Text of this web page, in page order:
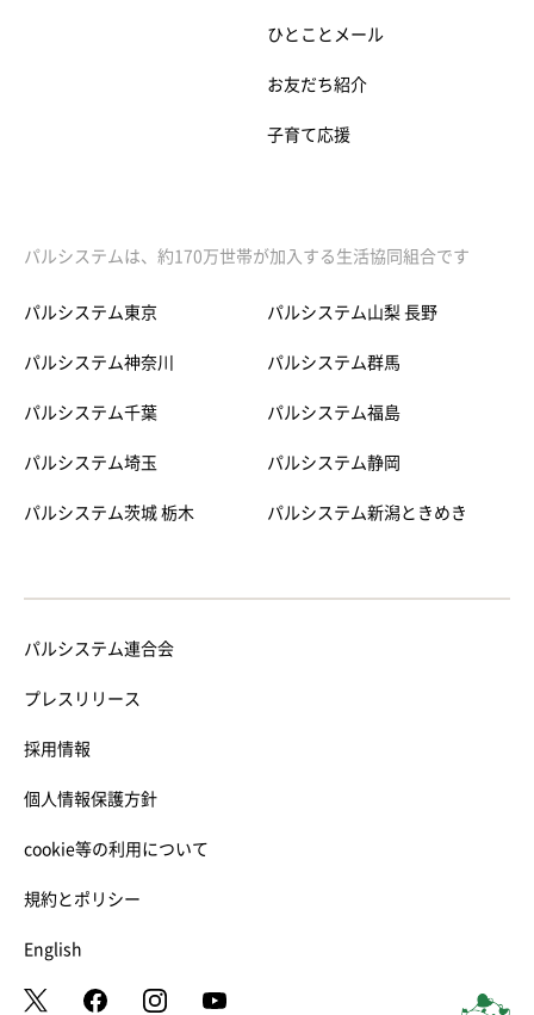
ひとことメール
お友だち紹介
子育て応援
パルシステムは、約170万世帯が加入する生活協同組合です
パルシステム東京
パルシステム神奈川
パルシステム千葉
パルシステム埼玉
パルシステム茨城 栃木
パルシステム山梨 長野
パルシステム群馬
パルシステム福島
パルシステム静岡
パルシステム新潟ときめき
パルシステム連合会
プレスリリース
採用情報
個人情報保護方針
cookie等の利用について
規約とポリシー
English